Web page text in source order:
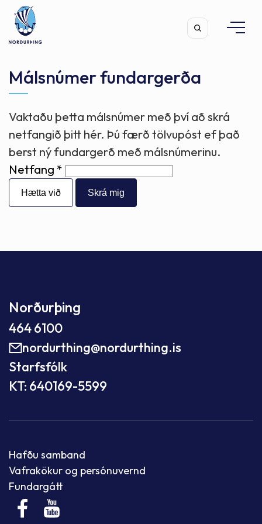
Leita
Málsnúmer fundargerða
Vaktaðu þetta málsnúmer með því að skrá
netfangið þitt hér. Þú færð tölvupóst ef það
berst ný fundargerð með málsnúmerinu.
Netfang
Hætta við
Norðurþing
464 6100
nordurthing@nordurthing.is
Starfsfólk
KT: 640169-5599
Hafðu samband
Vafrakökur og persónuvernd
Fundargátt